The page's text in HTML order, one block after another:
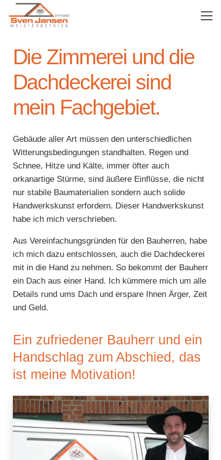
Die Zimmerei und die
Dachdeckerei sind
mein Fachgebiet.
Gebäude aller Art müssen den unterschiedlichen
Witterungsbedingungen standhalten. Regen und
Schnee, Hitze und Kälte, immer öfter auch
orkanartige Stürme, sind äußere Einflüsse, die nicht
nur stabile Baumaterialien sondern auch solide
Handwerkskunst erfordern. Dieser Handwerkskunst
habe ich mich verschrieben.
Aus Vereinfachungsgründen für den Bauherren, habe
ich mich dazu entschlossen, auch die Dachdeckerei
mit in die Hand zu nehmen. So bekommt der Bauherr
ein Dach aus einer Hand. Ich kümmere mich um alle
Details rund ums Dach und erspare Ihnen Ärger, Zeit
und Geld.
Ein zufriedener Bauherr und ein
Handschlag zum Abschied, das
ist meine Motivation!